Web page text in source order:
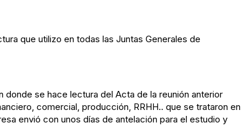
que utilizo en todas las Juntas Generales de
donde se hace lectura del Acta de la reunión anterior
comercial, producción, RRHH.. que se trataron en
envió con unos días de antelación para el estudio y